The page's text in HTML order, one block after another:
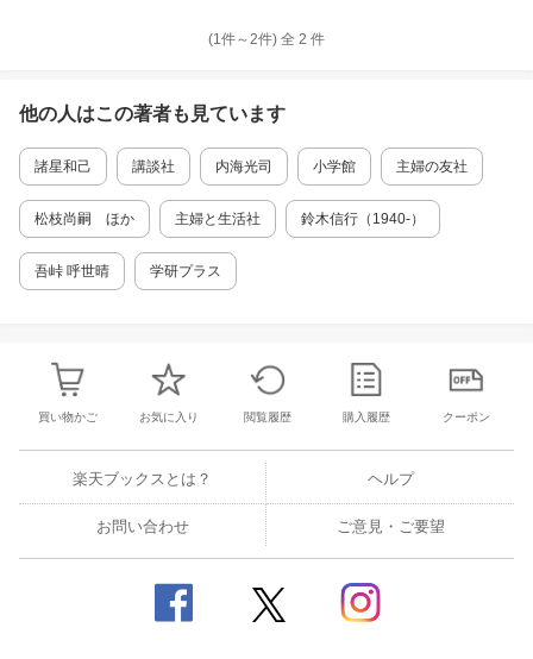
(1件～2件) 全 2 件
他の人はこの著者も見ています
諸星和己 講談社 内海光司 小学館 主婦の友社
松枝尚嗣 ほか 主婦と生活社 鈴木信行（1940-）
吾峠 呼世晴 学研プラス
買い物かご お気に入り 閲覧履歴 購入履歴 クーポン
楽天ブックスとは？ ヘルプ
お問い合わせ ご意見・ご要望